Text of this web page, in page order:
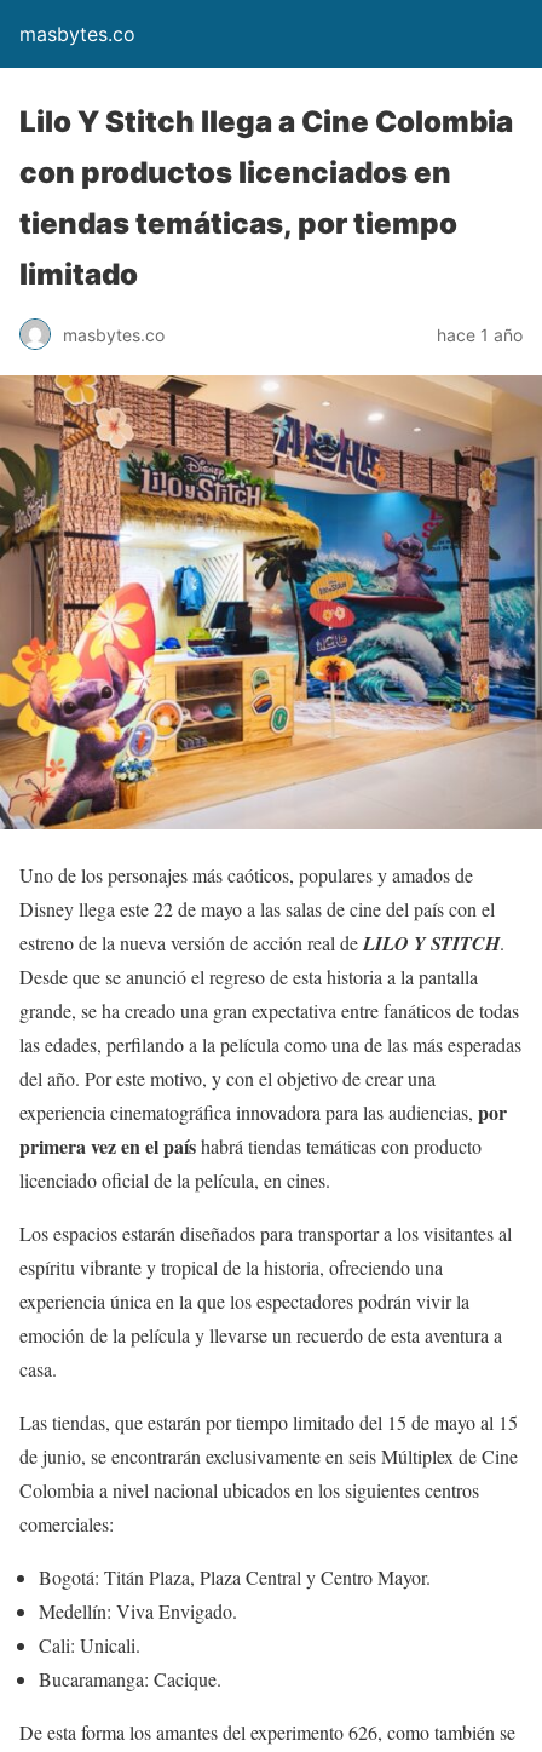
masbytes.co
Lilo Y Stitch llega a Cine Colombia
con productos licenciados en
tiendas temáticas, por tiempo
limitado
masbytes.co hace 1 año
Uno de los personajes más caóticos, populares y amados de
Disney llega este 22 de mayo a las salas de cine del país con el
estreno de la nueva versión de acción real deLILO Y STITCH.
Desde que se anunció el regreso de esta historia a la pantalla
grande, se ha creado una gran expectativa entre fanáticos de todas
las edades, perfilando a la película como una de las más esperadas
del año. Por este motivo, y con el objetivo de crear una
experiencia cinematográfica innovadora para las audiencias, por
primera vez en el paíshabrá tiendas temáticas con producto
licenciado oficial de la película, en cines.
Los espacios estarán diseñados para transportar a los visitantes al
espíritu vibrante y tropical de la historia, ofreciendo una
experiencia única en la que los espectadores podrán vivir la
emoción de la película y llevarse un recuerdo de esta aventura a
casa.
Las tiendas, que estarán por tiempo limitado del 15 de mayo al 15
de junio, se encontrarán exclusivamente en seis Múltiplex de Cine
Colombia a nivel nacional ubicados en los siguientes centros
comerciales:
Bogotá: Titán Plaza, Plaza Central y Centro Mayor.
Medellín: Viva Envigado.
Cali: Unicali.
Bucaramanga: Cacique.
De esta forma los amantes del experimento 626, como también se